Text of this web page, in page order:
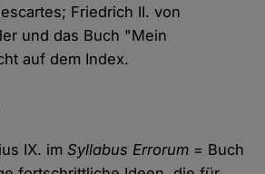
Friedrich II. von
und das Buch "Mein
auf dem Index.
IX. imSyllabus Errorum = Buch